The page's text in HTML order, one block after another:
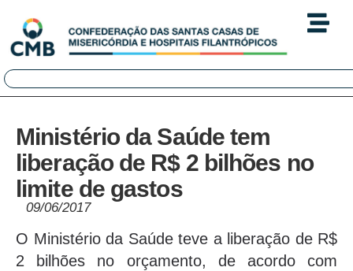
Ministério da Saúde tem
liberação de R$ 2 bilhões no
limite de gastos
09/06/2017
O Ministério da Saúde teve a liberação de R$
2 bilhões no orçamento, de acordo com